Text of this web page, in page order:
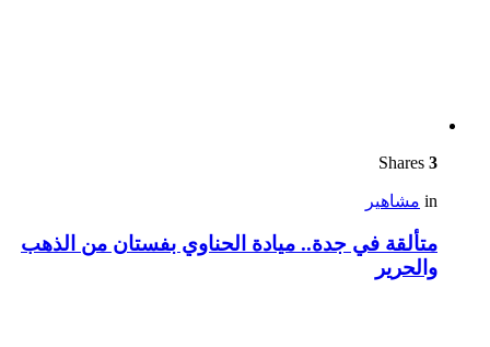
3
in مشاهير
متألقة في جدة.. ميادة الحناوي بفستان من الذهب
والحرير